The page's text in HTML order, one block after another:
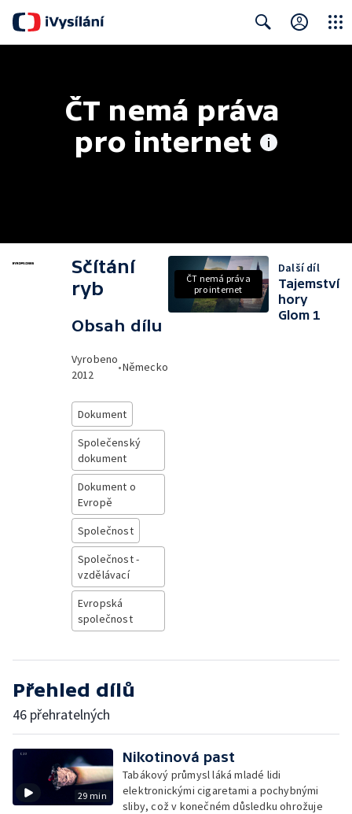
ČT nemá práva
pro internet
Sčítání
ryb
Obsah dílu
Vyrobeno
2012
•Německo
Dokument
Společenský
dokument
Dokument o
Evropě
Společnost
Společnost -
vzdělávací
Evropská
společnost
ČT nemá práva
pro internet
Další díl
Tajemství
hory
Glom 1
Přehled dílů
46 přehratelných
29 min
Nikotinová past
Tabákový průmysl láká mladé lidi
elektronickými cigaretami a pochybnými
sliby, což v konečném důsledku ohrožuje